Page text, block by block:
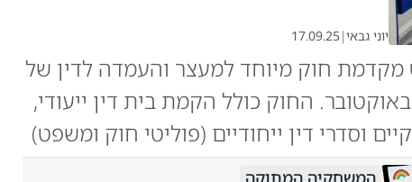
יוני גבאי|
17.09.25
חוק מיוחד למעצר והעמדה לדין של
משתפי פעולה בטבח 7 באוקטובר. החוק כולל הקמת בית דין ייעודי,
וסדרי דין ייחודיים (פוליטי חוק ומשפט)